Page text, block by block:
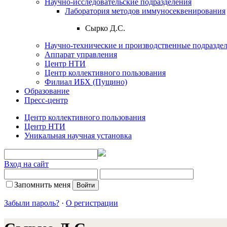
Лаборатория методов иммуносеквенирования
Сырко Д.С.
Научно-технические и производственные
Аппарат управления
Центр НТИ
Центр коллективного пользования
Филиал ИБХ (Пущино)
Образование
Пресс-центр
Центр коллективного пользования
Центр НТИ
Уникальная научная установка
Вход на сайт
Запомнить меня
Забыли пароль? · О регистрации